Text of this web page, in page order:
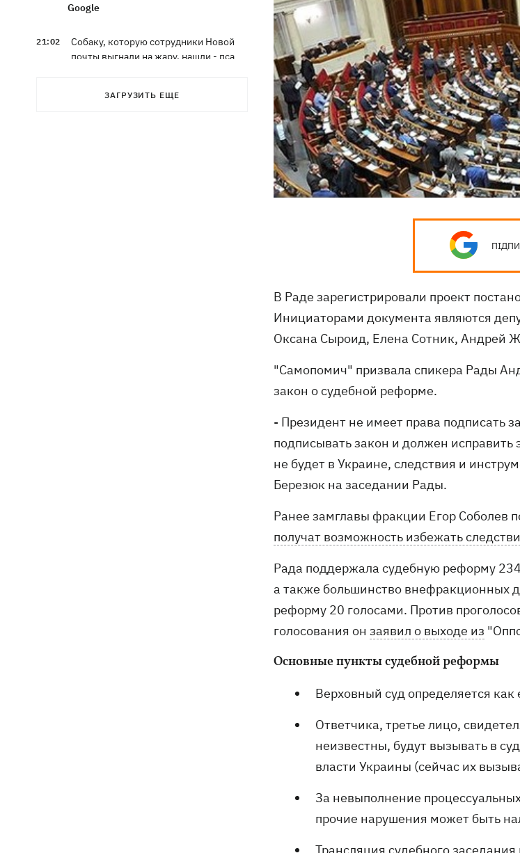
Google
21:02
Собаку, которую сотрудники Новой
почты выгнали на жару, нашли - пса
ЗАГРУЗИТЬ ЕЩЕ
В Раде зарегистрировали проект
Инициаторами документа являются
Оксана Сыроид, Елена Сотник, Андрей
"Самопомич" призвала спикера Рады
закон о судебной реформе.
- Президент не имеет права подписать
подписывать закон и должен исправить
не будет в Украине, следствия и
Березюк на заседании Рады.
Ранее замглавы фракции Егор Соболев
получат возможность избежать
Рада поддержала судебную реформу
а также большинство внефракционных
реформу 20 голосами. Против
голосования он заявил о выходе из
Основные пункты судебной реформы
Верховный суд определяется
Ответчика, третье лицо,
неизвестны, будут вызывать в
власти Украины (сейчас их
За невыполнение
прочие нарушения может быть